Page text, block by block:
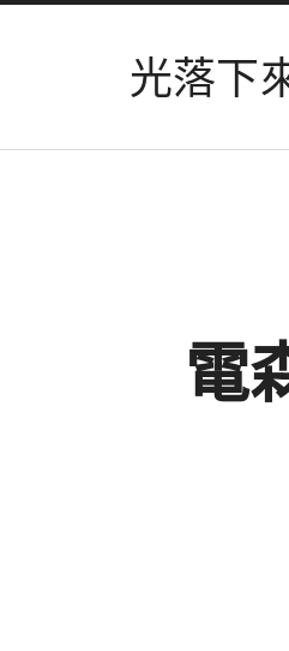
光落下
電